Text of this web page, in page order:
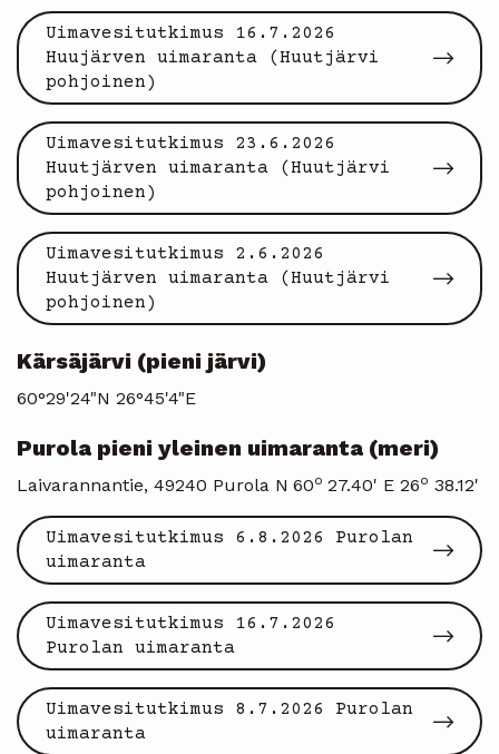
Uimavesitutkimus 16.7.2026
Huujärven uimaranta (Huutjärvi
pohjoinen)
Uimavesitutkimus 23.6.2026
Huutjärven uimaranta (Huutjärvi
pohjoinen)
Uimavesitutkimus 2.6.2026
Huutjärven uimaranta (Huutjärvi
pohjoinen)
Kärsäjärvi (pieni järvi)
60°29'24"N 26°45'4"E
Purola pieni yleinen uimaranta (meri)
Laivarannantie, 49240 Purola N 60o 27.40' E 26o 38.12'
Uimavesitutkimus 6.8.2026 Purolan
uimaranta
Uimavesitutkimus 16.7.2026
Purolan uimaranta
Uimavesitutkimus 8.7.2026 Purolan
uimaranta